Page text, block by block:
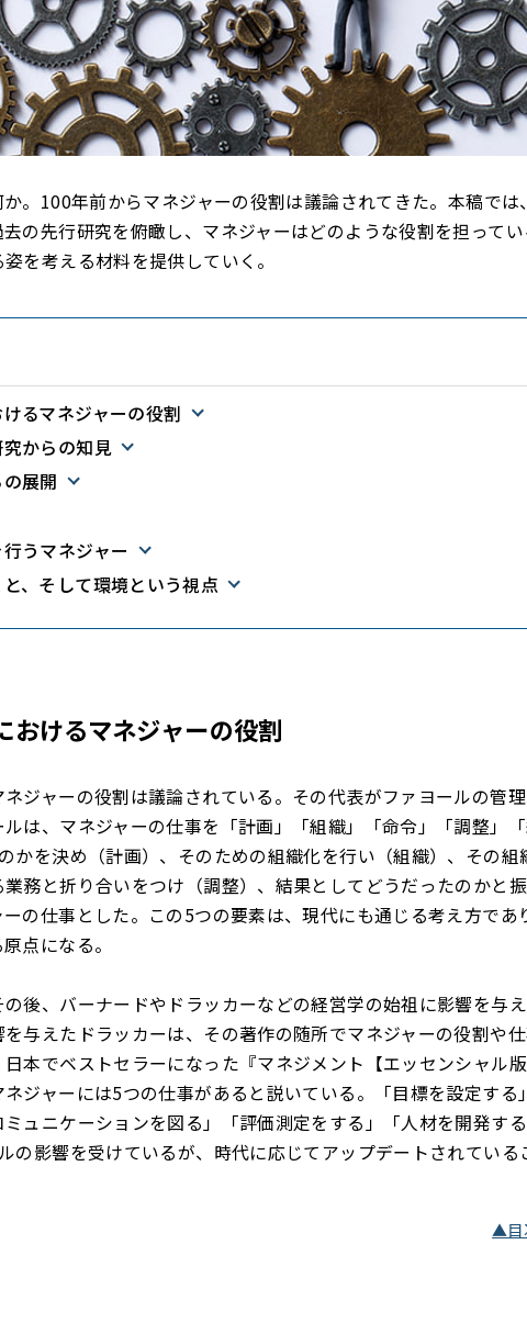
。100年前からマネジャーの役割は議論されてきた。本稿では
の先行研究を俯瞰し、マネジャーはどのような役割を担って
を考える材料を提供していく。
るマネジャーの役割
からの知見
展開
うマネジャー
、そして環境という視点
おけるマネジャーの役割
ジャーの役割は議論されている。その代表がファヨールの管
は、マネジャーの仕事を「計画」「組織」「命令」「調整」「
かを決め（計画）、そのための組織化を行い（組織）、その組
務と折り合いをつけ（調整）、結果としてどうだったのかと
ーの仕事とした。この5つの要素は、現代にも通じる考え方であ
点になる。
後、バーナードやドラッカーなどの経営学の始祖に影響を与
与えたドラッカーは、その著作の随所でマネジャーの役割や
本でベストセラーになった『マネジメント【エッセンシャル
ジャーには5つの仕事があると説いている。「目標を設定する
ュニケーションを図る」「評価測定をする」「人材を開発す
の影響を受けているが、時代に応じてアップデートされている
▲目